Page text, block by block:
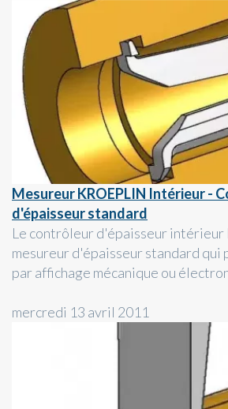
Mesureur KROEPLIN Intérieur -
d'épaisseur standard
Le contrôleur d'épaisseur intérieur
mesureur d'épaisseur standard qui
par affichage mécanique ou
mercredi 13 avril 2011